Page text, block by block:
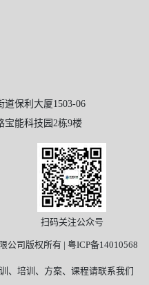
保利大厦1503-06
宝能科技园2栋9楼
扫码关注公众号
公司版权所有 | 粤ICP备14010568
、培训、方案、课程请联系我们